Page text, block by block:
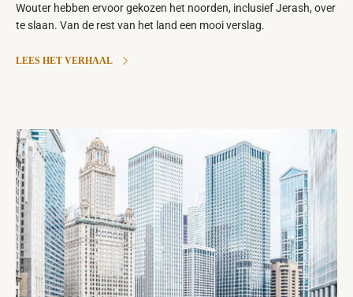
Wouter hebben ervoor gekozen het noorden, inclusief Jerash, over
te slaan. Van de rest van het land een mooi verslag.
LEES HET VERHAAL